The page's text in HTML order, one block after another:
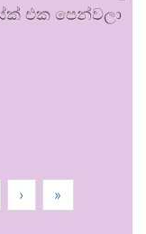
එක පෙන්වලා
› »